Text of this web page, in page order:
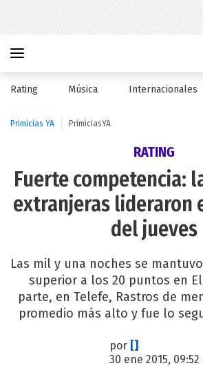
Rating Música Internacionales
Primicias YA PrimiciasYA
RATING
Fuerte competencia:
extranjeras lideraron
del jueves
Las mil y una noches se
superior a los 20 puntos en El
parte, en Telefe, Rastros de
promedio más alto y fue lo
por []
30 ene 2015, 09:52